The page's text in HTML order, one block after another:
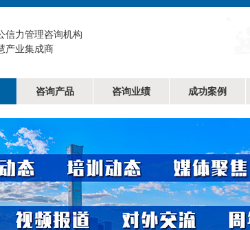
信力管理咨询机构
产业集成商
咨询产品 咨询业绩 成功案例